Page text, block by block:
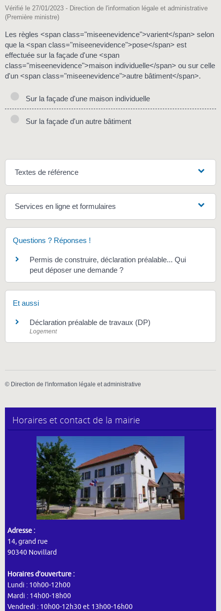
Vérifié le 27/01/2023 - Direction de l'information légale et administrative
(Première ministre)
Les règles <span class="miseenevidence">varient</span> selon
que la <span class="miseenevidence">pose</span> est
effectuée sur la façade d'une <span
class="miseenevidence">maison individuelle</span> ou sur celle
d'un <span class="miseenevidence">autre bâtiment</span>.
Sur la façade d'une maison individuelle
Sur la façade d'un autre bâtiment
Textes de référence
Services en ligne et formulaires
Questions ? Réponses !
Permis de construire, déclaration préalable... Qui
peut déposer une demande ?
Et aussi
Déclaration préalable de travaux (DP)
Logement
© Direction de l'information légale et administrative
Horaires et contact de la mairie
Adresse :
14, grand rue
90340 Novillard
Horaires d’ouverture :
Lundi : 10h00-12h00
Mardi : 14h00-18h00
Vendredi : 10h00-12h30 et 13h00-16h00